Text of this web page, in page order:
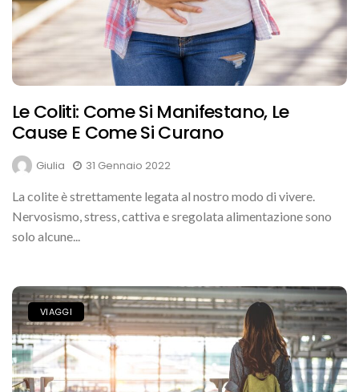
Le Coliti: Come Si Manifestano, Le
Cause E Come Si Curano
Giulia
31 Gennaio 2022
La colite è strettamente legata al nostro modo di vivere.
Nervosismo, stress, cattiva e sregolata alimentazione sono
solo alcune...
VIAGGI